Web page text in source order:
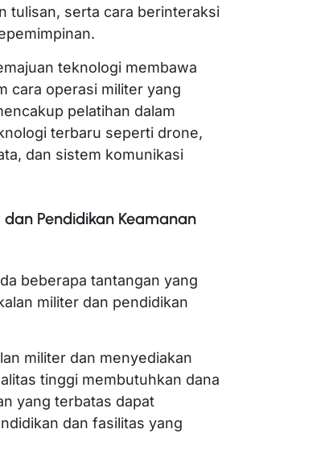
tulisan, serta cara berinteraksi
teknologi membawa
cara operasi militer yang
pelatihan dalam
terbaru seperti drone,
dan sistem komunikasi
Pendidikan Keamanan
beberapa tantangan yang
militer dan pendidikan
militer dan menyediakan
tinggi membutuhkan dana
yang terbatas dapat
dan fasilitas yang